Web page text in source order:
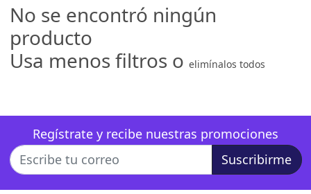
No se encontró ningún
producto
Usa menos filtros o elimínalos todos
Regístrate y recibe nuestras promociones
Suscribirme